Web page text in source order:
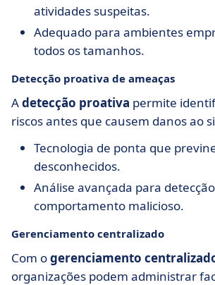
atividades suspeitas.
Adequado para ambientes
todos os tamanhos.
Detecção proativa de ameaças
Adetecção proativa permite
riscos antes que causem danos ao
Tecnologia de ponta que
desconhecidos.
Análise avançada para
comportamento malicioso.
Gerenciamento centralizado
Com ogerenciamento
organizações podem administrar